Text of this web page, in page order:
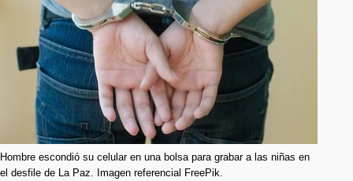
Hombre escondió su celular en una bolsa para grabar a las niñas en
el desfile de La Paz. Imagen referencial FreePik.